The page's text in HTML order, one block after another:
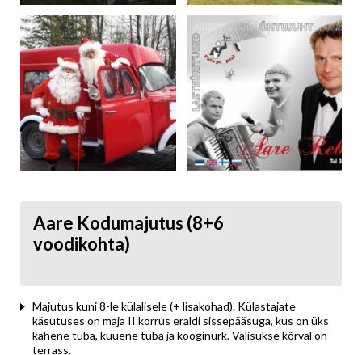
Aare Kodumajutus (8+6
voodikohta)
Majutus kuni 8-le külalisele (+ lisakohad). Külastajate
käsutuses on maja II korrus eraldi sissepääsuga, kus on üks
kahene tuba, kuuene tuba ja kööginurk. Välisukse kõrval on
terrass.